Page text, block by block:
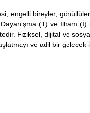
engelli bireyler,
(T) ve
Fiziksel, dijital ve
ve adil bir gelecek